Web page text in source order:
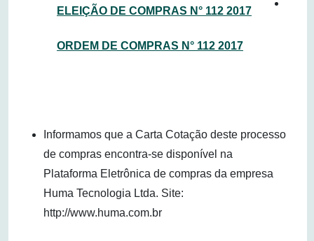
ELEIÇÃO DE COMPRAS N° 112 2017
ORDEM DE COMPRAS N° 112 2017
Informamos que a Carta Cotação deste processo
de compras encontra-se disponível na
Plataforma Eletrônica de compras da empresa
Huma Tecnologia Ltda. Site:
http://www.huma.com.br